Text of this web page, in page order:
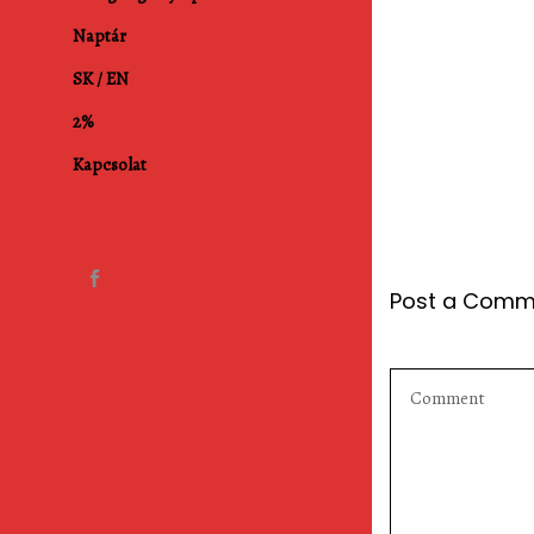
Naptár
SK / EN
2%
Kapcsolat
Post a